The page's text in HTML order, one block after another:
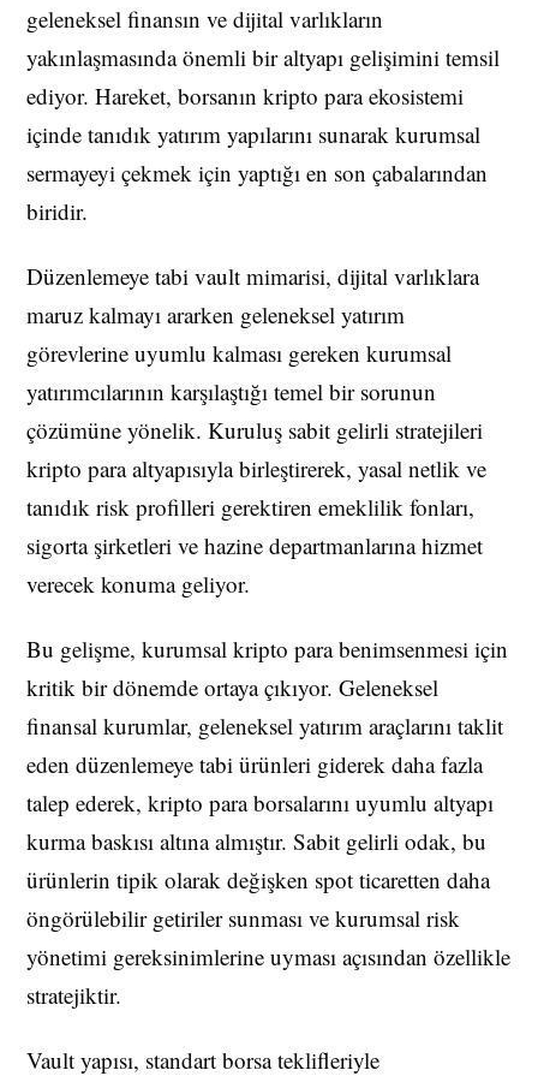
geleneksel finansın ve dijital varlıkların
yakınlaşmasında önemli bir altyapı gelişimini temsil
ediyor. Hareket, borsanın kripto para ekosistemi
içinde tanıdık yatırım yapılarını sunarak kurumsal
sermayeyi çekmek için yaptığı en son çabalarından
biridir.
Düzenlemeye tabi vault mimarisi, dijital varlıklara
maruz kalmayı ararken geleneksel yatırım
görevlerine uyumlu kalması gereken kurumsal
yatırımcılarının karşılaştığı temel bir sorunun
çözümüne yönelik. Kuruluş sabit gelirli stratejileri
kripto para altyapısıyla birleştirerek, yasal netlik ve
tanıdık risk profilleri gerektiren emeklilik fonları,
sigorta şirketleri ve hazine departmanlarına hizmet
verecek konuma geliyor.
Bu gelişme, kurumsal kripto para benimsenmesi için
kritik bir dönemde ortaya çıkıyor. Geleneksel
finansal kurumlar, geleneksel yatırım araçlarını taklit
eden düzenlemeye tabi ürünleri giderek daha fazla
talep ederek, kripto para borsalarını uyumlu altyapı
kurma baskısı altına almıştır. Sabit gelirli odak, bu
ürünlerin tipik olarak değişken spot ticaretten daha
öngörülebilir getiriler sunması ve kurumsal risk
yönetimi gereksinimlerine uyması açısından özellikle
stratejiktir.
Vault yapısı, standart borsa teklifleriyle